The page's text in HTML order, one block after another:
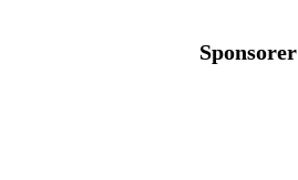
Sponsorer